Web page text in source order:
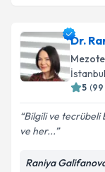
Dr.
İstanbul
5 (99
Bilgili ve tecrübeli
ve her...
Raniya